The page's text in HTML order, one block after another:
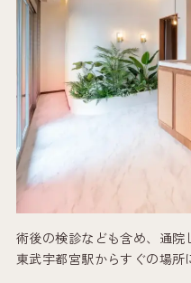
術後の検診なども含め、通院
東武宇都宮駅からすぐの場所